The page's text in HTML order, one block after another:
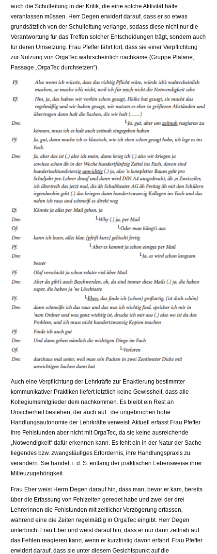
auch die Schulleitung in der Kritik, die eine solche Aktivität hätte
veranlassen müssen. Herr Degen erwidert darauf, dass er so etwas
grundsätzlich von der Schulleitung verlange, sodass diese nicht nur die
Verantwortung für das Treffen solcher Entscheidungen trägt, sondern auch
für deren Umsetzung. Frau Pfeffer fährt fort, dass sie einer Verpflichtung
zur Nutzung von OrgaTec wahrscheinlich nachkäme (Gruppe Platane,
Passage „OrgaTec durchsetzen“).
Auch eine Verpflichtung der Lehrkräfte zur Enaktierung bestimmter
kommunikativer Praktiken liefert letztlich keine Gewissheit, dass alle
Kollegiumsmitglieder dem nachkommen. Es bleibt ein Rest an
Unsicherheit bestehen, der auch auf die ungebrochen hohe
Handlungsautonomie der Lehrkräfte verweist. Aktuell erfasst Frau Pfeffer
ihre Fehlstunden aber nicht mit OrgaTec, da sie keine ausreichende
„Notwendigkeit“ dafür erkennen kann. Es fehlt ein in der Natur der Sache
liegendes bzw. zwangsläufiges Erfordernis, ihre Handlungspraxis zu
verändern. Sie handelt i. d. S. entlang der praktischen Lebensweise ihrer
Milieuzugehörigkeit.
Frau Eber weist Herrn Degen darauf hin, dass man, bevor er kam, bereits
über die Erfassung von Fehlzeiten geredet habe und zwei der drei
Lehrerinnen die Fehlstunden mit zeitlicher Verzögerung erfassen,
während eine die Zeiten regelmäßig in OrgaTec eingibt. Herr Degen
unterbricht Frau Eber und weist darauf hin, dass er nur dann zeitnah auf
das Fehlen reagieren kann, wenn er kurzfristig davon erfährt. Frau Pfeffer
erwidert darauf, dass sie unter diesem Gesichtspunkt auf die